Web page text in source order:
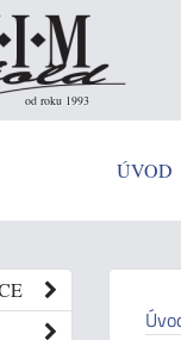
od roku 1993
ÚVOD